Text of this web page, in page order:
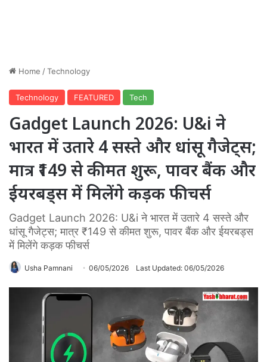
Home /Technology
Technology FEATURED Tech
Gadget Launch 2026: U&i ने
भारत में उतारे 4 सस्ते और धांसू गैजेट्स;
मात्र ₹149 से कीमत शुरू, पावर बैंक और
ईयरबड्स में मिलेंगे कड़क फीचर्स
Gadget Launch 2026: U&i ने भारत में उतारे 4 सस्ते और
धांसू गैजेट्स; मात्र ₹149 से कीमत शुरू, पावर बैंक और ईयरबड्स
में मिलेंगे कड़क फीचर्स
Usha Pamnani 06/05/2026 Last Updated: 06/05/2026